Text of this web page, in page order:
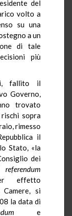
del
volto a
su una
a un
di tale
più
fallito il
Governo,
trovato
sopra
rimesso
il
Stato, «la
dei
referendum
effetto
Camere, si
la data di
e